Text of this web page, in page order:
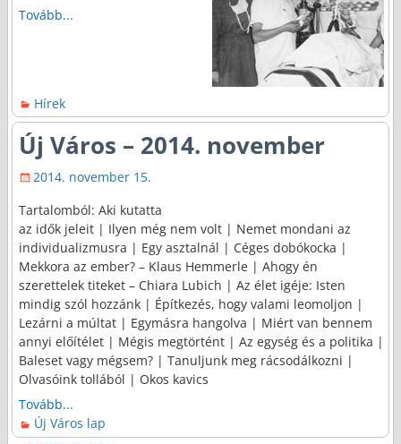
Tovább...
Hírek
Új Város – 2014. november
2014. november 15.
Tartalomból: Aki kutatta
az idők jeleit | Ilyen még nem volt | Nemet mondani az
individualizmusra | Egy asztalnál | Céges dobókocka |
Mekkora az ember? – Klaus Hemmerle | Ahogy én
szerettelek titeket – Chiara Lubich | Az élet igéje: Isten
mindig szól hozzánk | Építkezés, hogy valami leomoljon |
Lezárni a múltat | Egymásra hangolva | Miért van bennem
annyi előítélet | Mégis megtörtént | Az egység és a politika |
Baleset vagy mégsem? | Tanuljunk meg rácsodálkozni |
Olvasóink tollából | Okos kavics
Tovább...
Új Város lap